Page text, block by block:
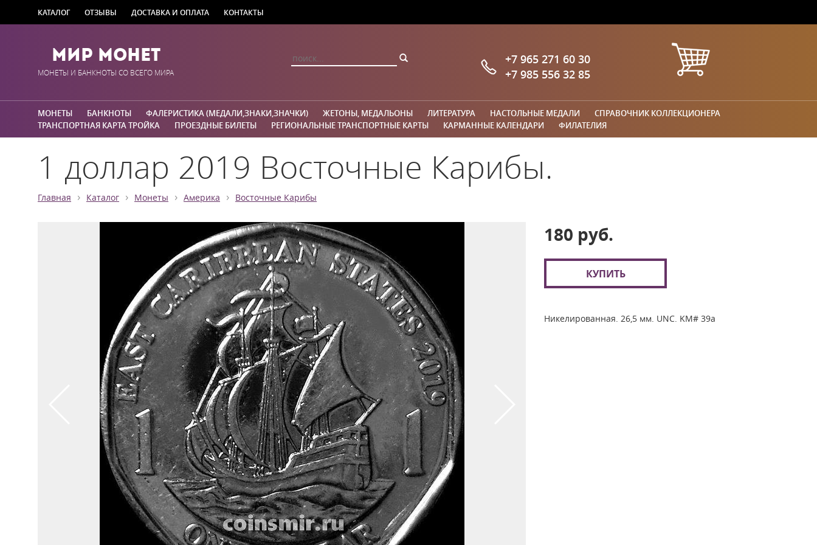
КАТАЛОГ ОТЗЫВЫ ДОСТАВКА И ОПЛАТА КОНТАКТЫ
Мир Монет
МОНЕТЫ И БАНКНОТЫ СО ВСЕГО МИРА
+7 965 271 60 30
+7 985 556 32 85
МОНЕТЫ БАНКНОТЫ ФАЛЕРИСТИКА (МЕДАЛИ,ЗНАКИ,ЗНАЧКИ) ЖЕТОНЫ, МЕДАЛЬОНЫ ЛИТЕРАТУРА НАСТОЛЬНЫЕ МЕДАЛИ
СПРАВОЧНИК КОЛЛЕКЦИОНЕРА
ТРАНСПОРТНАЯ КАРТА ТРОЙКА
ПРОЕЗДНЫЕ БИЛЕТЫ РЕГИОНАЛЬНЫЕ ТРАНСПОРТНЫЕ КАРТЫ КАРМАННЫЕ КАЛЕНДАРИ ФИЛАТЕЛИЯ
1 доллар 2019 Восточные Карибы.
Главная › Каталог › Монеты › Америка › Восточные Карибы
180 руб.
КУПИТЬ
Никелированная. 26,5 мм. UNC. KM# 39a